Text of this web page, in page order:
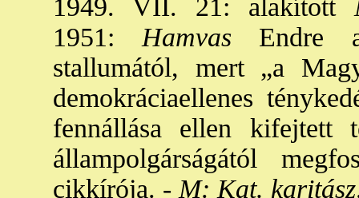
1949. VII. 21: alakított
1951: Hamvas Endre
stallumától, mert „a
demokráciaellenes
fennállása ellen kifejtett
állampolgárságától
cikkírója. - M: Kat. karitász